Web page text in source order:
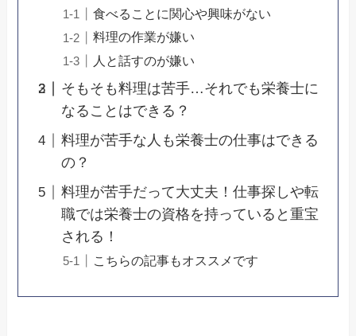
食べることに関心や興味がない
料理の作業が嫌い
人と話すのが嫌い
そもそも料理は苦手…それでも栄養士に
なることはできる？
料理が苦手な人も栄養士の仕事はできる
の？
料理が苦手だって大丈夫！仕事探しや転
職では栄養士の資格を持っていると重宝
される！
こちらの記事もオススメです